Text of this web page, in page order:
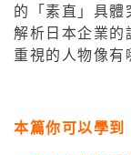
的「素直」具體
解析日本企業的
重視的人物像有
本篇你可以學到